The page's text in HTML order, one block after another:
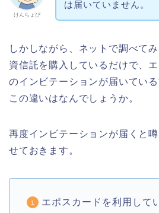
けんちょぴ
は届いていません。
しかしながら、ネットで調べて
資信託を購入しているだけで、
のインビテーションが届いている
この違いはなんでしょうか。
再度インビテーションが届くと
せておきます。
エポスカードを利用して